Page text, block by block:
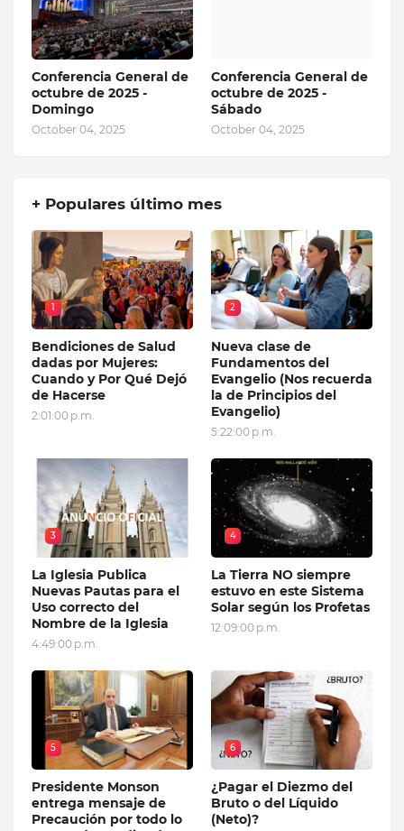
Conferencia General de
octubre de 2025 -
Domingo
October 04, 2025
Conferencia General de
octubre de 2025 -
Sábado
October 04, 2025
+ Populares último mes
1
Bendiciones de Salud
dadas por Mujeres:
Cuando y Por Qué Dejó
de Hacerse
2:01:00 p.m.
2
Nueva clase de
Fundamentos del
Evangelio (Nos recuerda
la de Principios del
Evangelio)
5:22:00 p.m.
3
La Iglesia Publica
Nuevas Pautas para el
Uso correcto del
Nombre de la Iglesia
4:49:00 p.m.
4
La Tierra NO siempre
estuvo en este Sistema
Solar según los Profetas
12:09:00 p.m.
5
Presidente Monson
entrega mensaje de
Precaución por todo lo
6
¿Pagar el Diezmo del
Bruto o del Líquido
(Neto)?